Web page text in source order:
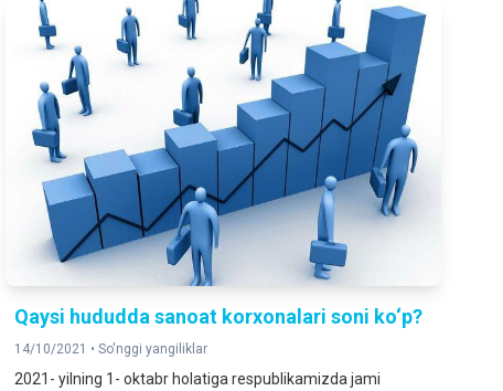
Qaysi hududda sanoat korxonalari soni ko‘p?
14/10/2021 •So'nggi yangiliklar
2021- yilning 1- oktabr holatiga respublikamizda jami